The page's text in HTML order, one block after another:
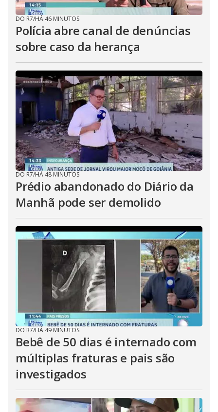
DO R7/HÁ 46 MINUTOS
Polícia abre canal de denúncias
sobre caso da herança
DO R7/HÁ 48 MINUTOS
Prédio abandonado do Diário da
Manhã pode ser demolido
DO R7/HÁ 49 MINUTOS
Bebê de 50 dias é internado com
múltiplas fraturas e pais são
investigados